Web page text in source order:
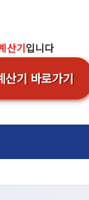
산기입니다
산기 바로가기